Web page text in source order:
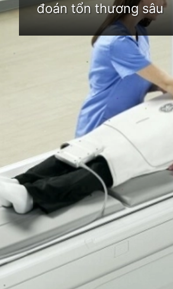
đoán tổn thương sâu